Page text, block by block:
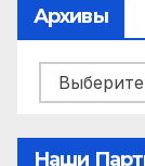
Архивы
Архивы
Наши